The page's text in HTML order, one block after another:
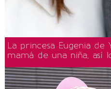
La princesa Eugenia
mamá de una niña, así